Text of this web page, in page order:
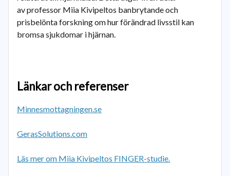
av professor Miia Kivipeltos banbrytande och
prisbelönta forskning om hur förändrad livsstil kan
bromsa sjukdomar i hjärnan.
Länkar och referenser
Minnesmottagningen.se
GerasSolutions.com
Läs mer om Miia Kivipeltos FINGER-studie.